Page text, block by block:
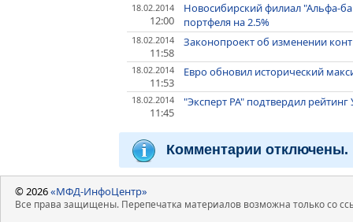
18.02.2014
12:00
Новосибирский филиал "Альфа-
портфеля на 2.5%
18.02.2014
11:58
Законопроект об изменении
18.02.2014
11:53
Евро обновил исторический
18.02.2014
11:45
"Эксперт РА" подтвердил
Комментарии отключены.
© 2026«МФД-ИнфоЦентр»
Все права защищены. Перепечатка материалов возможна только со